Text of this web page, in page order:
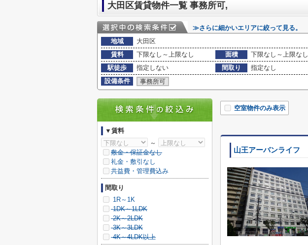
大田区賃貸物件一覧 事務所可,
≫さらに細かいエリアに絞って見る。
地域
大田区
賃料
下限なし～上限なし 面積 下限なし～上限なし
駅徒歩
指定しない 間取り
指定なし
設備条件
事務所可
空室物件のみ表示
山王アーバンライフ
▼賃料
～
敷金・保証金なし
礼金・敷引なし
共益費・管理費込み
間取り
1R～1K
1DK～1LDK
2K～2LDK
3K～3LDK
4K～4LDK以上